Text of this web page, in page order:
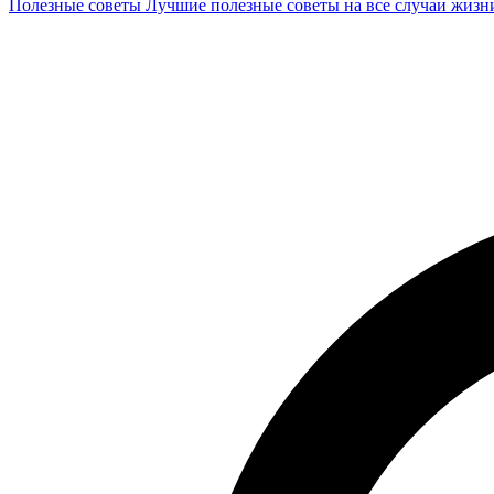
Полезные советы Лучшие полезные советы на все случаи